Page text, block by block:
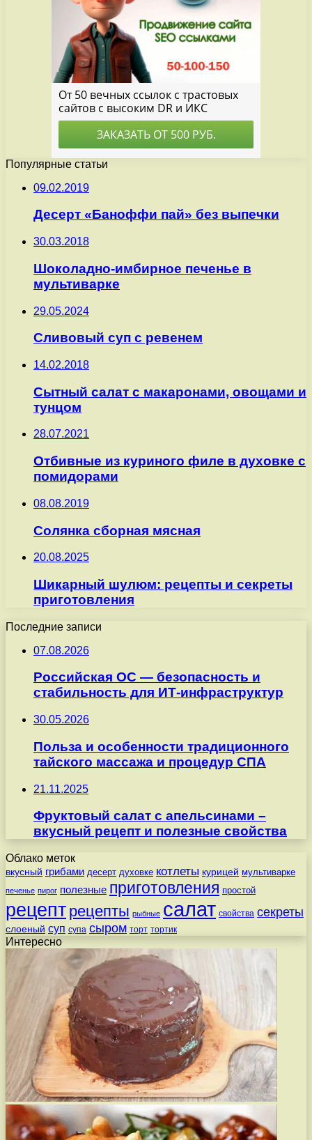
Популярные статьи
09.02.2019
Десерт «Баноффи пай» без выпечки
30.03.2018
Шоколадно-имбирное печенье в
мультиварке
29.05.2024
Сливовый суп с ревенем
14.02.2018
Сытный салат с макаронами, овощами и
тунцом
28.07.2021
Отбивные из куриного филе в духовке с
помидорами
08.08.2019
Солянка сборная мясная
20.08.2025
Шикарный шулюм: рецепты и секреты
приготовления
Последние записи
07.08.2026
Российская ОС — безопасность и
стабильность для ИТ-инфраструктур
30.05.2026
Польза и особенности традиционного
тайского массажа и процедур СПА
21.11.2025
Фруктовый салат с апельсинами –
вкусный рецепт и полезные свойства
Облако меток
вкусный грибами десерт духовке котлеты курицей мультиварке
печенье пирог полезные приготовления простой
рецепт рецепты рыбные салат свойства секреты
слоеный суп супа сыром торт тортик
Интересно